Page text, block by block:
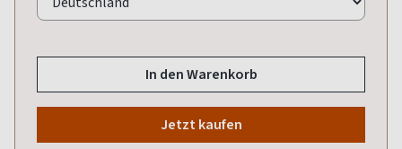
In den Warenkorb
Jetzt kaufen